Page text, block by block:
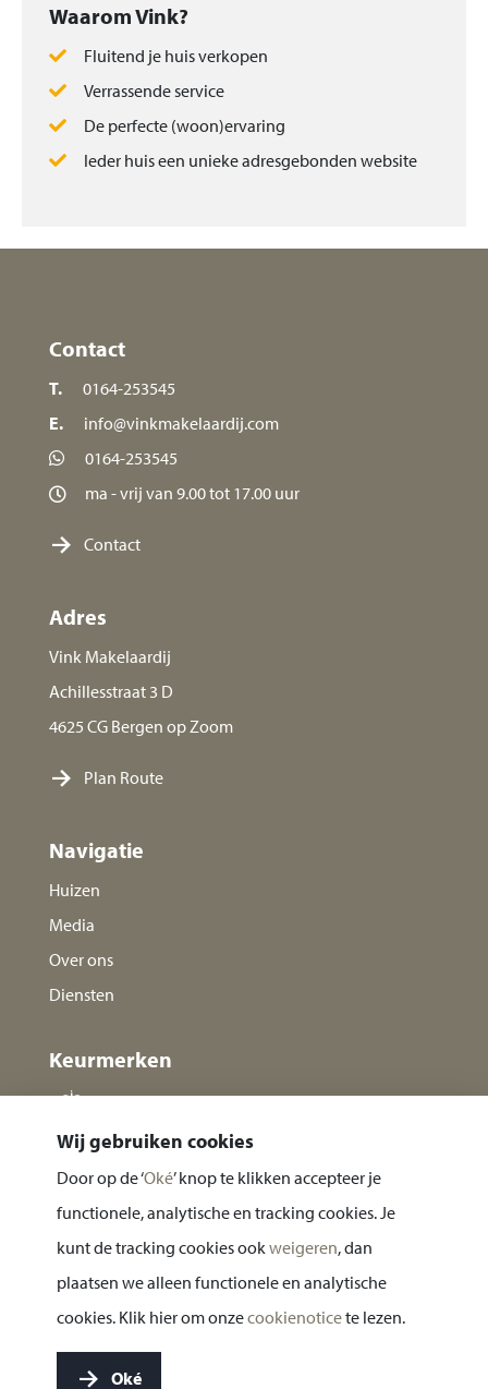
Waarom Vink?
Fluitend je huis verkopen
Verrassende service
De perfecte (woon)ervaring
Ieder huis een unieke adresgebonden website
Contact
T.
0164-253545
E.
info@vinkmakelaardij.com
0164-253545
ma - vrij van 9.00 tot 17.00 uur
Contact
Adres
Vink Makelaardij
Achillesstraat 3 D
4625 CG Bergen op Zoom
Plan Route
Navigatie
Huizen
Media
Over ons
Diensten
Keurmerken
Privacy statement
Wij gebruiken cookies
Door op de ‘Oké’ knop te klikken accepteer je
functionele, analytische en tracking cookies. Je
kunt de tracking cookies ookweigeren, dan
plaatsen we alleen functionele en analytische
cookies. Klik hier om onzecookienoticete lezen.
Oké